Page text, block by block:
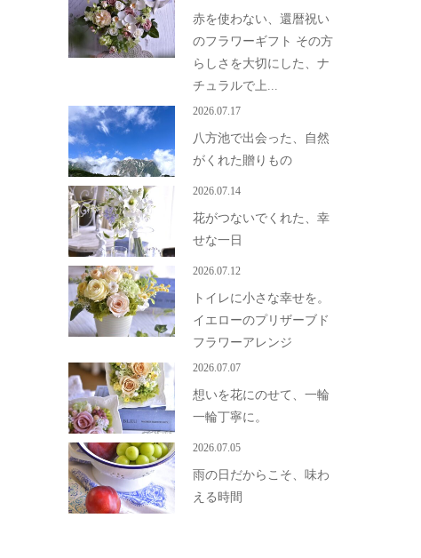
赤を使わない、還暦祝い
のフラワーギフト その方
らしさを大切にした、ナ
チュラルで上...
2026.07.17
八方池で出会った、自然
がくれた贈りもの
2026.07.14
花がつないでくれた、幸
せな一日
2026.07.12
トイレに小さな幸せを。
イエローのプリザーブド
フラワーアレンジ
2026.07.07
想いを花にのせて、一輪
一輪丁寧に。
2026.07.05
雨の日だからこそ、味わ
える時間